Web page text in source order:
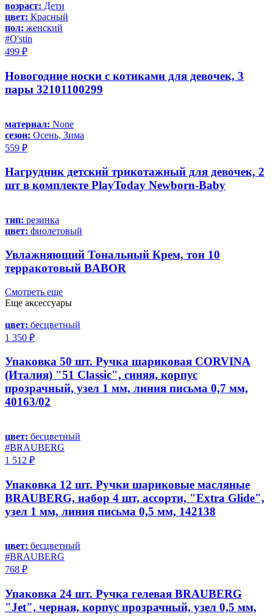
возраст: Дети
цвет: Красный
пол: женский
#O'stin
499 ₽
Новогодние носки с котиками для девочек, 3
пары 32101100299
материал: None
сезон: Осень, Зима
559 ₽
Нагрудник детский трикотажный для девочек, 2
шт в комплекте PlayToday Newborn-Baby
тип: резинка
цвет: фиолетовый
Увлажняющий Тональный Крем, тон 10
терракотовый BABOR
Смотреть еще
Еще аксессуары
цвет: бесцветный
1 350 ₽
Упаковка 50 шт. Ручка шариковая CORVINA
(Италия) "51 Classic", синяя, корпус
прозрачный, узел 1 мм, линия письма 0,7 мм,
40163/02
цвет: бесцветный
#BRAUBERG
1 512 ₽
Упаковка 12 шт. Ручки шариковые масляные
BRAUBERG, набор 4 шт, ассорти, "Extra Glide",
узел 1 мм, линия письма 0,5 мм, 142138
цвет: бесцветный
#BRAUBERG
768 ₽
Упаковка 24 шт. Ручка гелевая BRAUBERG
"Jet", черная, корпус прозрачный, узел 0,5 мм,